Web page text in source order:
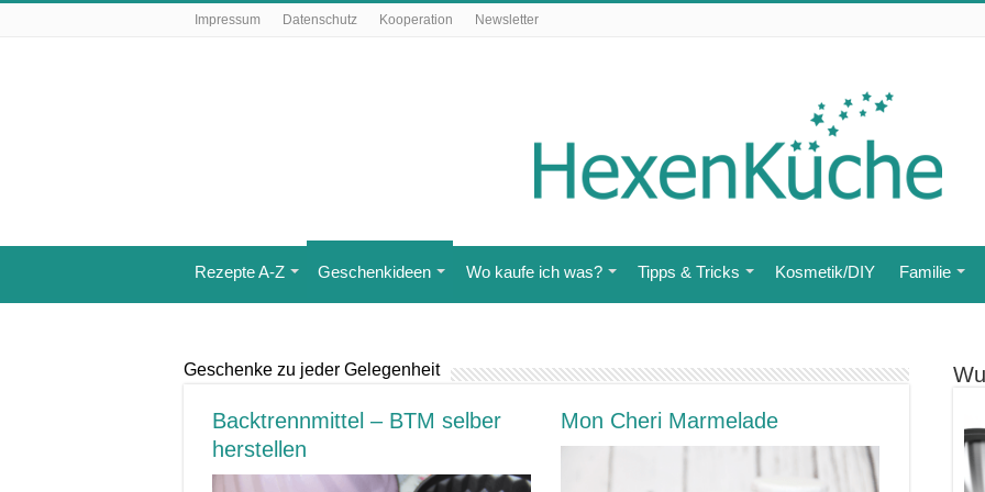
Impressum Datenschutz Kooperation Newsletter
Rezepte A-Z Geschenkideen Wo kaufe ich was? Tipps & Tricks Kosmetik/DIY Familie
Geschenke zu jeder Gelegenheit
Backtrennmittel – BTM selber
herstellen
Mon Cheri Marmelade